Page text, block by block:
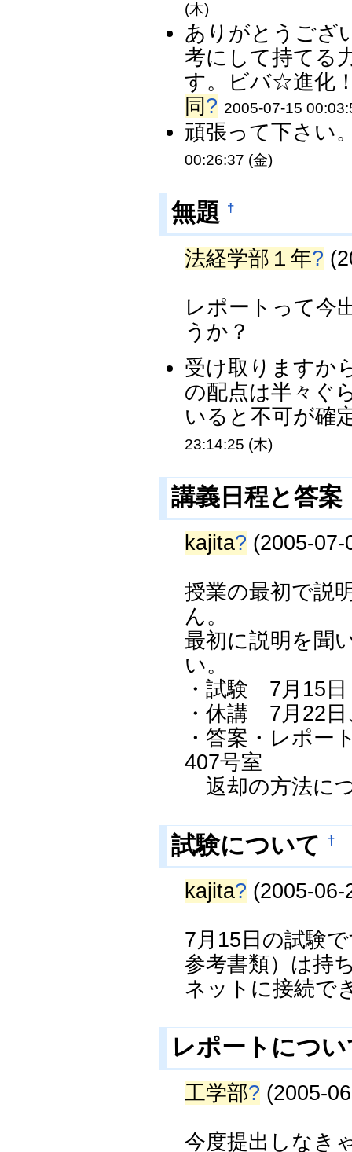
(木)
ありがとうござ
考にして持てる
す。ビバ☆進化
同? 2005-07-15
頑張って下さい
00:26:37 (金)
無題 †
法経学部１年?
レポートって今
うか？
受け取りますか
の配点は半々ぐ
いると不可が確
23:14:25 (木)
講義日程と答
kajita? (2005-
授業の最初で説
ん。
最初に説明を聞
い。
・試験 7月15日
・休講 7月22日
・答案・レポ
407号室
返却の方法に
試験について †
kajita? (2005-
7月15日の試験
参考書類）は持
ネットに接続で
レポートにつ
工学部? (2005-
今度提出しなき